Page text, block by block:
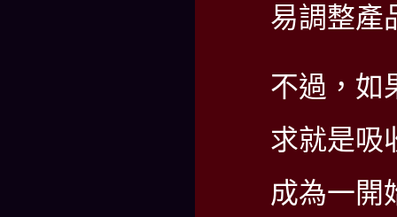
易調整產
不過，如
求就是吸
成為一開